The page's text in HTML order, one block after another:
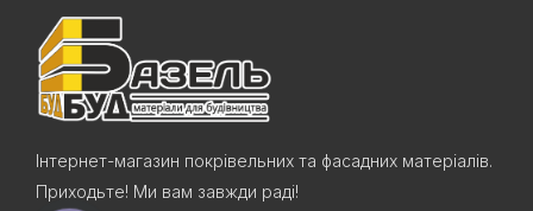
Інтернет-магазин покрівельних та фасадних матеріалів.
Приходьте! Ми вам завжди раді!